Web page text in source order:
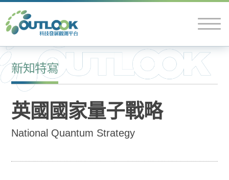
新知特寫
英國國家量子戰略
National Quantum Strategy